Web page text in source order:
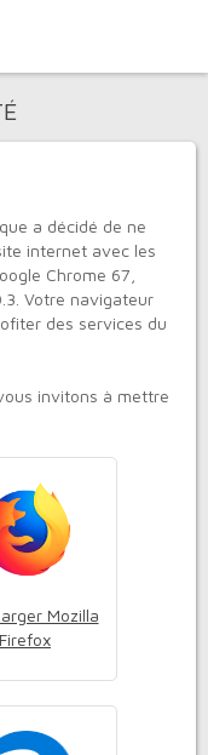
a décidé de ne
internet avec les
Chrome 67,
Votre navigateur
des services du
invitons à mettre
Mozilla
Firefox